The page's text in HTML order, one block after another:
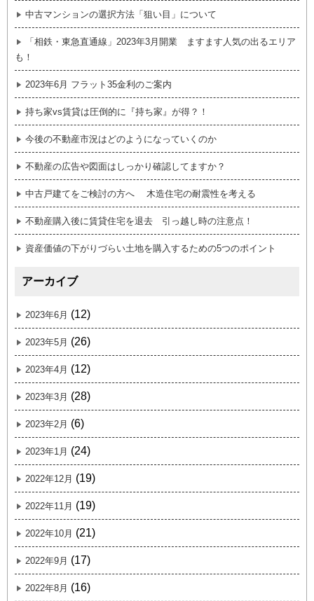
中古マンションの選択方法「狙い目」について
「相鉄・東急直通線」2023年3月開業 ますます人気の出るエリア
も！
2023年6月 フラット35金利のご案内
持ち家vs賃貸は圧倒的に『持ち家』が得？！
今後の不動産市況はどのようになっていくのか
不動産の広告や図面はしっかり確認してますか？
中古戸建てをご検討の方へ 木造住宅の耐震性を考える
不動産購入後に賃貸住宅を退去 引っ越し時の注意点！
資産価値の下がりづらい土地を購入するための5つのポイント
アーカイブ
2023年6月 (12)
2023年5月 (26)
2023年4月 (12)
2023年3月 (28)
2023年2月 (6)
2023年1月 (24)
2022年12月 (19)
2022年11月 (19)
2022年10月 (21)
2022年9月 (17)
2022年8月 (16)